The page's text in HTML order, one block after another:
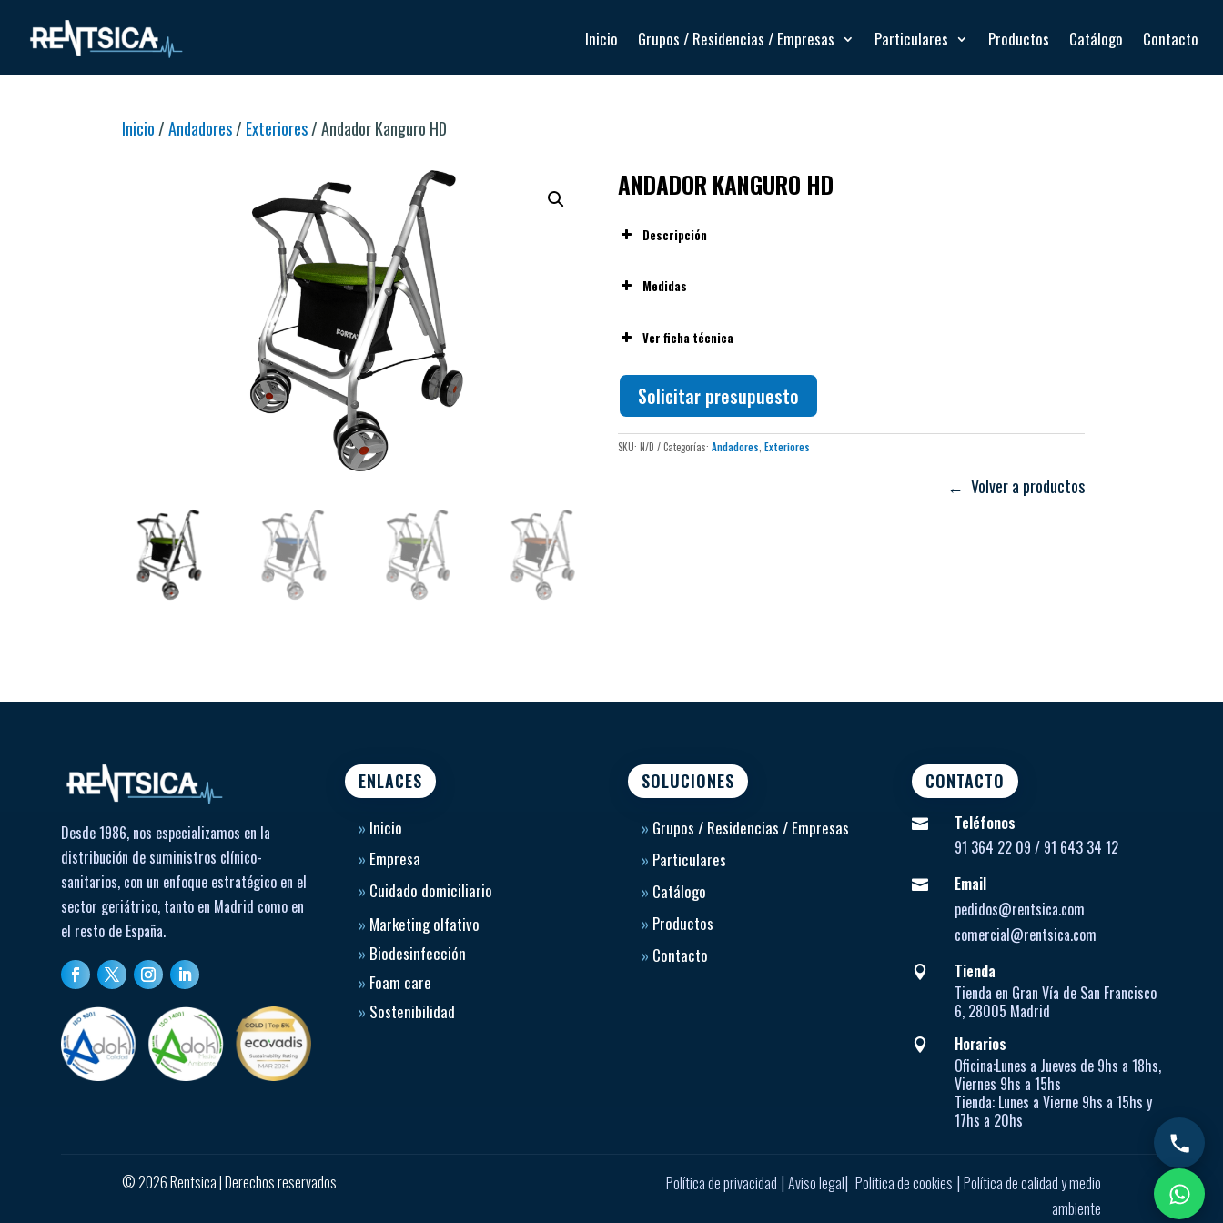
Inicio Grupos / Residencias / Empresas Particulares Productos Catálogo Contacto
Inicio /Andadores/ Exteriores/ Andador Kanguro HD
ANDADOR KANGURO HD
Descripción
Medidas
Ver ficha técnica
Solicitar presupuesto
SKU: N/D Categorías: Andadores Exteriores
← Volver a productos
Desde 1986, nos especializamos en la
distribución de suministros clínico-
sanitarios, con un enfoque estratégico en el
sector geriátrico, tanto en Madrid como en
el resto de España.
ENLACES
» Inicio
» Empresa
» Cuidado domiciliario
» Marketing olfativo
» Biodesinfección
» Foam care
» Sostenibilidad
SOLUCIONES
» Grupos / Residencias / Empresas
» Particulares
» Catálogo
» Productos
» Contacto
CONTACTO

Teléfonos
91 364 22 09 / 91 643 34 12

Email
pedidos@rentsica.com
comercial@rentsica.com

Tienda
Tienda en Gran Vía de San Francisco
6, 28005 Madrid

Horarios
Oficina:Lunes a Jueves de9hs a 18hs,
Viernes 9hs a 15hs
Tienda: Lunes a Vierne9hs a 15hs y
17hs a 20hs
© 2026 Rentsica | Derechos reservados Política de privacidad | Aviso legal| Política de cookies | Política de calidad y medio
ambiente